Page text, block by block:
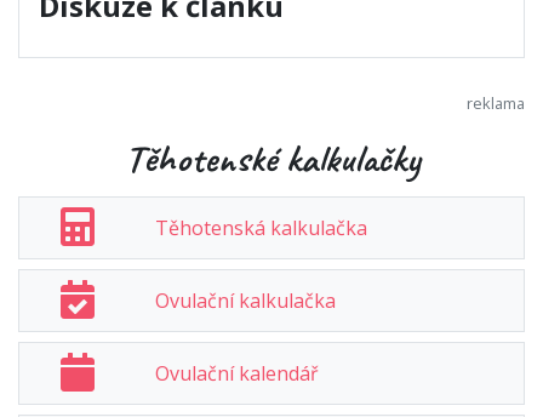
Těhotenské kalkulačky
Těhotenská kalkulačka
Ovulační kalkulačka
Ovulační kalendář